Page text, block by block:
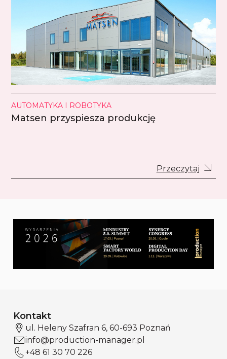
AUTOMATYKA I ROBOTYKA
Matsen przyspiesza produkcję
Przeczytaj
Kontakt
ul. Heleny Szafran 6, 60-693 Poznań
info@production-manager.pl
+48 61 30 70 226